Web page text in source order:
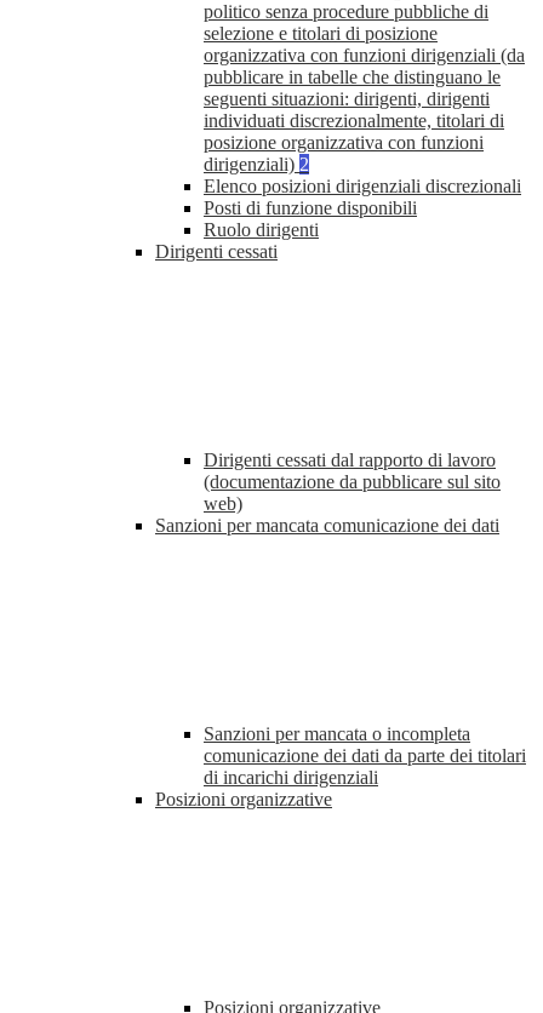
politico senza procedure pubbliche di
selezione e titolari di posizione
organizzativa con funzioni dirigenziali (da
pubblicare in tabelle che distinguano le
seguenti situazioni: dirigenti, dirigenti
individuati discrezionalmente, titolari di
posizione organizzativa con funzioni
dirigenziali) 2
Elenco posizioni dirigenziali discrezionali
Posti di funzione disponibili
Ruolo dirigenti
Dirigenti cessati
Dirigenti cessati dal rapporto di lavoro
(documentazione da pubblicare sul sito
web)
Sanzioni per mancata comunicazione dei dati
Sanzioni per mancata o incompleta
comunicazione dei dati da parte dei titolari
di incarichi dirigenziali
Posizioni organizzative
Posizioni organizzative